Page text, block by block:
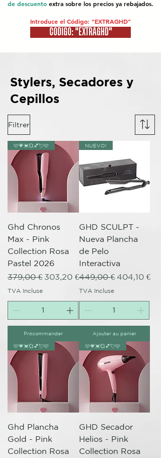
de descuento extra sobre los precios ya rebajados.
Introduce el Código: "EXTRAGHD"
CÓDIGO: "EXTRAGHD"
Stylers, Secadores y
Cepillos
Filtrer
🩷💗💓💞💕💘🩷
Ghd Chronos
Max - Pink
Collection Rosa
Pastel 2026
Prix original
379,00 € Prix promotionnel
303,20 €
TVA Incluse
Précommander
NUEVO!
GHD SCULPT -
Nueva Plancha
de Pelo
Interactiva
Prix original
449,00 € Prix
404,10 €
TVA Incluse
Ajouter au panier
🩷💗💓💞💕💘🩷
Ghd Plancha
Gold - Pink
Collection Rosa
🩷💗💓💞💕💘🩷
GHD Secador
Helios - Pink
Collection Rosa